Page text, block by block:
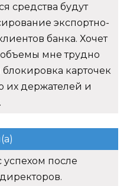
средства будут
экспортно-
банка. Хочет
объемы мне трудно
карточек
их держателей и
успехом после